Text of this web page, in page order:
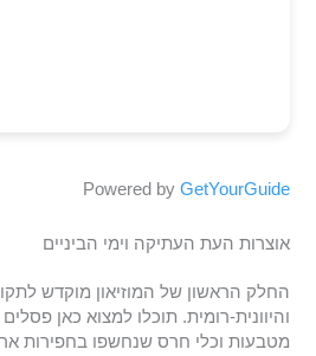
Powered by GetYourGuide
אוצרות העת העתיקה וימי הביניים
החלק הראשון של המוזיאון מוקדש
והיוונית-רומית. תוכלו למצוא כאן
מטבעות וכלי חרס שנחשפו בחפירות